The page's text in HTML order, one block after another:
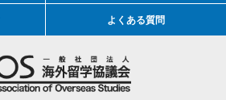
よくある質問